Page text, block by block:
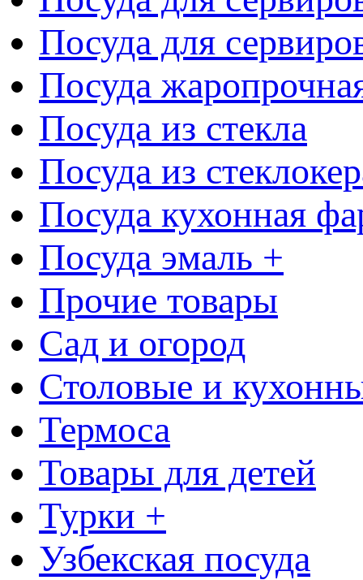
Посуда для
Посуда
Посуда из стекла
Посуда из
Посуда кухонная
Посуда эмаль +
Прочие товары
Сад и огород
Столовые и
Термоса
Товары для детей
Турки +
Узбекская посуда